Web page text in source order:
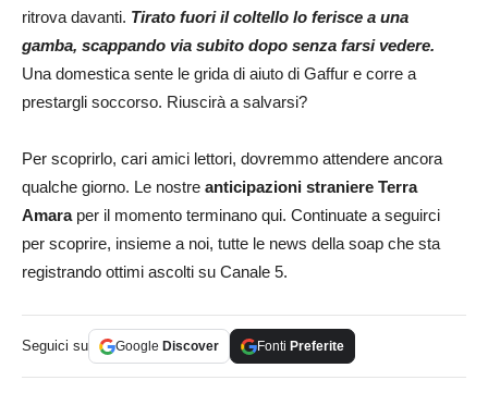
ritrova davanti. Tirato fuori il coltello lo ferisce a una
gamba, scappando via subito dopo senza farsi vedere.
Una domestica sente le grida di aiuto di Gaffur e corre a
prestargli soccorso. Riuscirà a salvarsi?
Per scoprirlo, cari amici lettori, dovremmo attendere ancora
qualche giorno. Le nostre anticipazioni straniere Terra
Amaraper il momento terminano qui. Continuate a seguirci
per scoprire, insieme a noi, tutte le news della soap che sta
registrando ottimi ascolti su Canale 5.
Seguici su Google Discover Fonti Preferite